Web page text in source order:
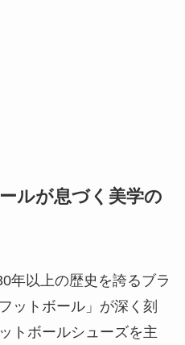
ルが息づく美学の
年以上の歴史を誇るブラ
ットボール」が深く刻
トボールシューズを主